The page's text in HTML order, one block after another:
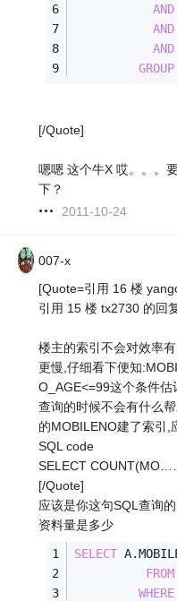
AND
AND
AND
GROUP
[/Quote]
嗯嗯 这个牛X 哎。。。
下？
2011-10-24
007-x
[Quote=引用 16 楼
引用 15 楼 tx2730 的回
楼主的索引不会对效率
更慢,仔细看下便知
O_AGE<=99这个条件
查询的时候不会有什么
的MOBILENO建了索引,
SQL code
SELECT
[/Quote]
应该是你这句SQL查询
资料量是多少
SELECT
FROM
WHERE